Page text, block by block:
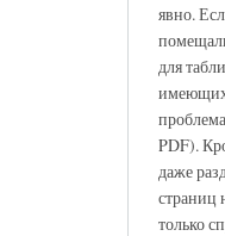
явно.
для
PDF).
даже
страниц
только